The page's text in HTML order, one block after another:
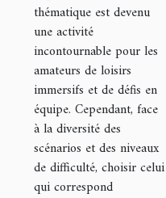
thématique
pour votre
prochaine
sortie
thématique est devenu
une activité
incontournable pour les
amateurs de loisirs
immersifs et de défis en
équipe. Cependant, face
à la diversité des
scénarios et des niveaux
de difficulté, choisir celui
qui correspond